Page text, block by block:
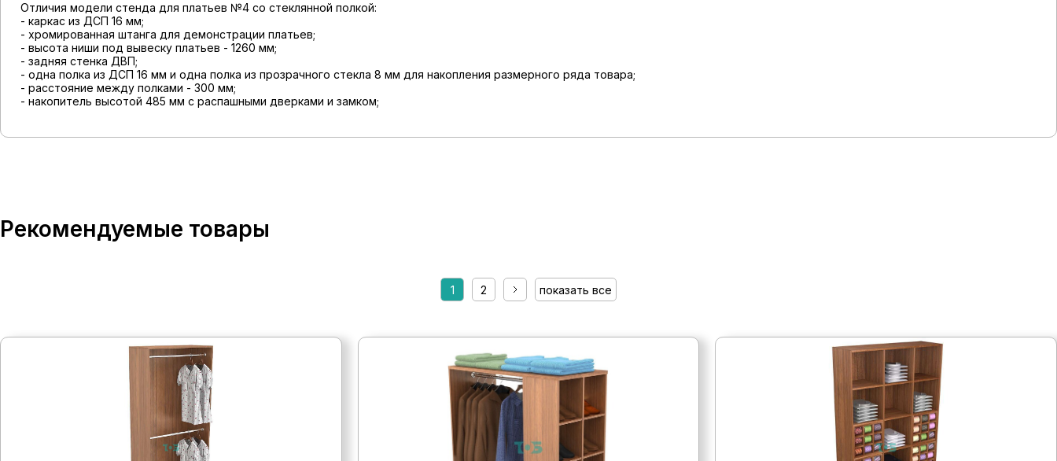
Отличия модели стенда для платьев №4 со стеклянной полкой:
- каркас из ДСП 16 мм;
- хромированная штанга для демонстрации платьев;
- высота ниши под вывеску платьев - 1260 мм;
- задняя стенка ДВП;
- одна полка из ДСП 16 мм и одна полка из прозрачного стекла 8 мм для накопления размерного ряда товара;
- расстояние между полками - 300 мм;
- накопитель высотой 485 мм с распашными дверками и замком;
Рекомендуемые товары
1 2 показать все